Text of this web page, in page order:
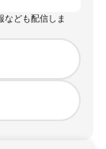
なども配信しま